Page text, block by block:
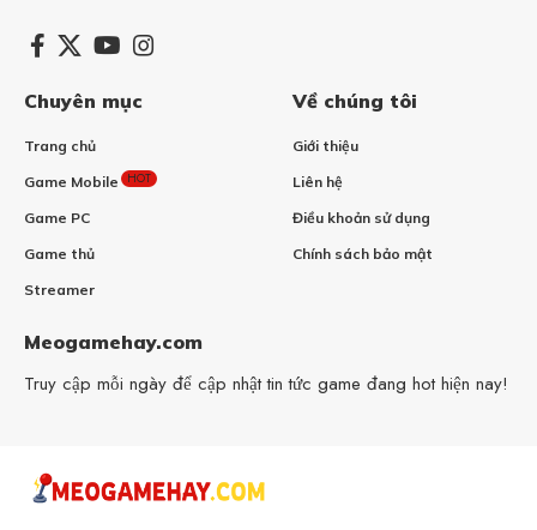
Chuyên mục
Trang chủ
Game Mobile HOT
Game PC
Game thủ
Streamer
Về chúng tôi
Giới thiệu
Liên hệ
Điều khoản sử dụng
Chính sách bảo mật
Meogamehay.com
Truy cập mỗi ngày để cập nhật tin tức game đang hot hiện nay!